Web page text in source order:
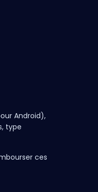
Android),
type
ces